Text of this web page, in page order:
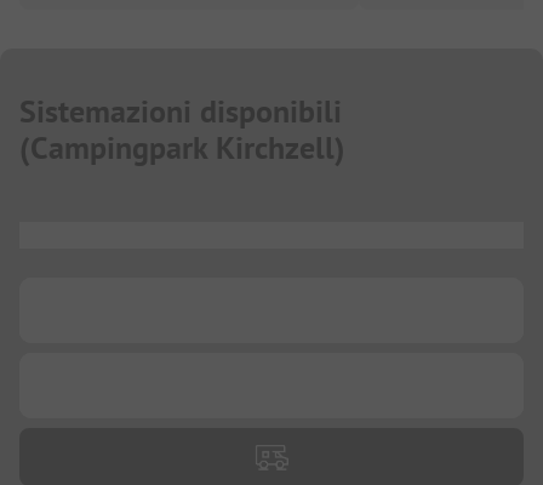
Sistemazioni disponibili
(Campingpark Kirchzell)